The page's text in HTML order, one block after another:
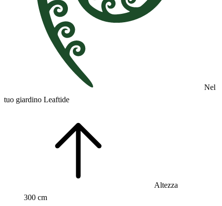
Nel
tuo giardino Leaftide
Altezza
300 cm